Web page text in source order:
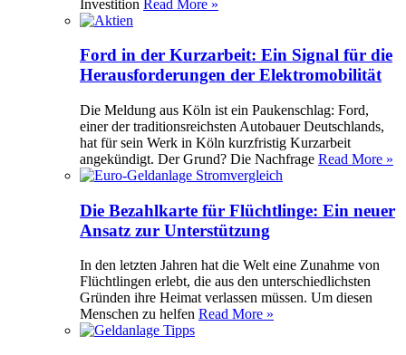
Investition Read More »
Ford in der Kurzarbeit: Ein Signal für die
Herausforderungen der Elektromobilität
Die Meldung aus Köln ist ein Paukenschlag: Ford,
einer der traditionsreichsten Autobauer Deutschlands,
hat für sein Werk in Köln kurzfristig Kurzarbeit
angekündigt. Der Grund? Die Nachfrage Read More »
Die Bezahlkarte für Flüchtlinge: Ein neuer
Ansatz zur Unterstützung
In den letzten Jahren hat die Welt eine Zunahme von
Flüchtlingen erlebt, die aus den unterschiedlichsten
Gründen ihre Heimat verlassen müssen. Um diesen
Menschen zu helfen Read More »